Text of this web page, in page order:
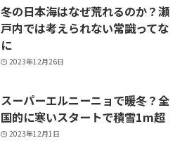
冬の日本海はなぜ荒れるのか？瀬
戸内では考えられない常識ってな
に
2023年12月26日
スーパーエルニーニョで暖冬？全
国的に寒いスタートで積雪1m超
2023年12月1日